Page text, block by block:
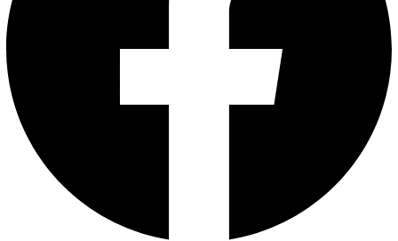
Microsoft Windows 98SE ، NT ،
2000 ، XP ، Vista ™ أو